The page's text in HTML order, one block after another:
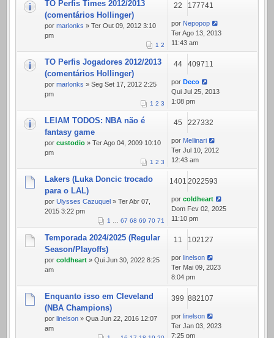
TO Perfis Times 2012/2013
(comentários Hollinger)
por marlonks » Ter Out 09, 2012 3:10
pm
1 2
22 177741
por Nepopop
Ter Ago 13, 2013
11:43 am
TO Perfis Jogadores 2012/2013
(comentários Hollinger)
por marlonks » Seg Set 17, 2012 2:25
pm
1 2 3
44 409711
por Deco
Qui Jul 25, 2013
1:08 pm
LEIAM TODOS: NBA não é
fantasy game
por custodio » Ter Ago 04, 2009 10:10
pm
1 2 3
45 227332
por Mellinari
Ter Jul 10, 2012
12:43 am
Lakers (Luka Doncic trocado
para o LAL)
por Ulysses Cazuquel » Ter Abr 07,
2015 3:22 pm
1 67 68 69 70 71
1401 2022593
por coldheart
Dom Fev 02, 2025
11:10 pm
Temporada 2024/2025 (Regular
Season/Playoffs)
por coldheart » Qui Jun 30, 2022 8:25
am
11 102127
por linelson
Ter Mai 09, 2023
8:04 pm
Enquanto isso em Cleveland
(NBA Champions)
por linelson » Qua Jun 22, 2016 12:07
am
399 882107
por linelson
Ter Jan 03, 2023
7:25 pm